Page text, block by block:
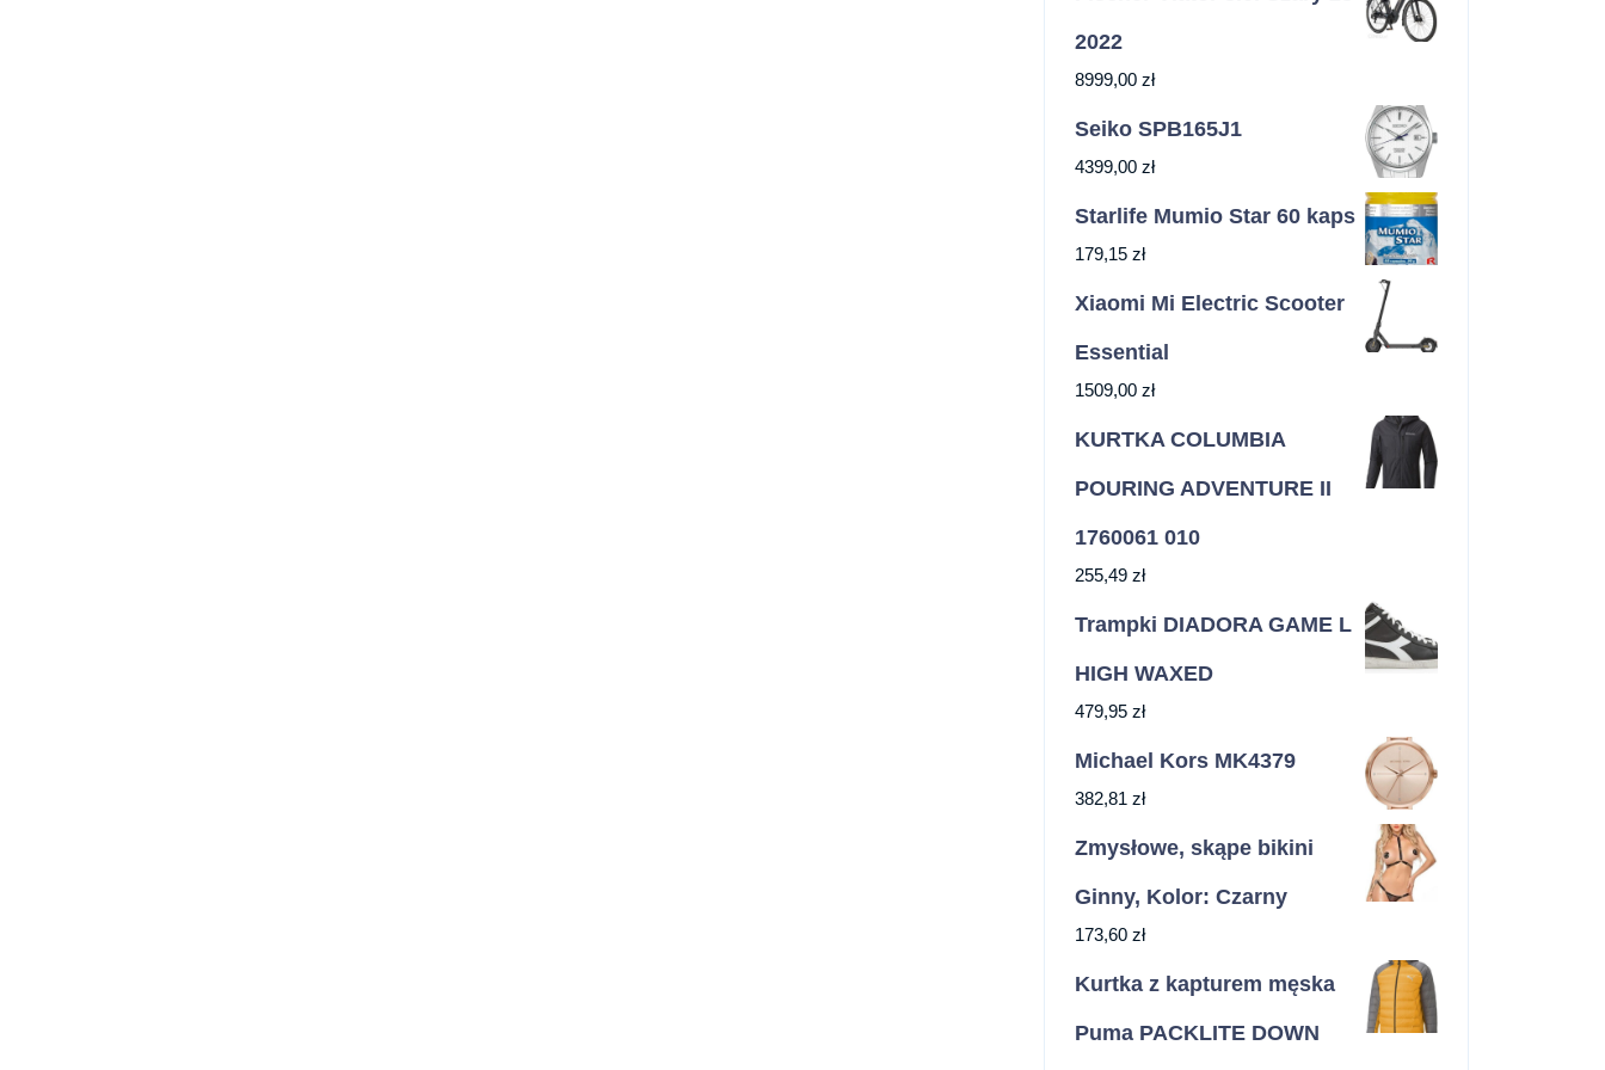
2022
8999,00 zł
Seiko SPB165J1
4399,00 zł
Starlife Mumio Star 60 kaps
179,15 zł
Xiaomi Mi Electric Scooter
Essential
1509,00 zł
KURTKA COLUMBIA
POURING ADVENTURE II
1760061 010
255,49 zł
Trampki DIADORA GAME L
HIGH WAXED
479,95 zł
Michael Kors MK4379
382,81 zł
Zmysłowe, skąpe bikini
Ginny, Kolor: Czarny
173,60 zł
Kurtka z kapturem męska
Puma PACKLITE DOWN